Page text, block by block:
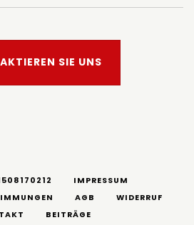
SIE UNS
IMPRESSUM
AGB
WIDERRUF
BEITRÄGE